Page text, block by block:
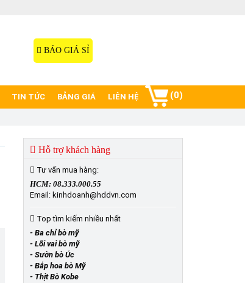
BÁO GIÁ SỈ
(0)
TIN TỨC BẢNG GIÁ LIÊN HỆ
Hỗ trợ khách hàng
Tư vấn mua hàng:
HCM: 08.333.000.55
Email: kinhdoanh@hddvn.com
Top tìm kiếm nhiều nhất
- Ba chỉ bò mỹ
- Lõi vai bò mỹ
- Sườn bò Úc
- Bắp hoa bò Mỹ
- Thịt Bò Kobe